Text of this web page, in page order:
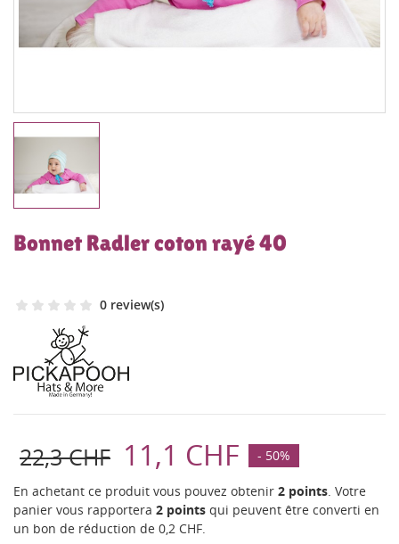
Bonnet Radler coton rayé 40
0 review(s)
22,3 CHF 11,1 CHF - 50%
En achetant ce produit vous pouvez obtenir 2 points . Votre
panier vous rapportera 2 points qui peuvent être converti en
un bon de réduction de 0,2 CHF